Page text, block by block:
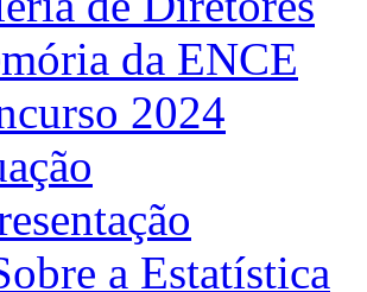
da ENCE
2024
a Estatística